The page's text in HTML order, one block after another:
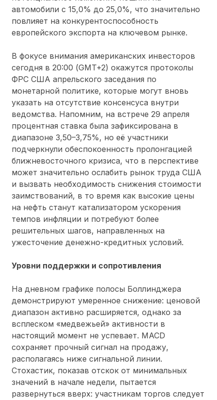
автомобили с 15,0% до 25,0%, что значительно
повлияет на конкурентоспособность
европейского экспорта на ключевом рынке.
В фокусе внимания американских инвесторов
сегодня в 20:00 (GMT+2) окажутся протоколы
ФРС США апрельского заседания по
монетарной политике, которые могут вновь
указать на отсутствие консенсуса внутри
ведомства. Напомним, на встрече 29 апреля
процентная ставка была зафиксирована в
диапазоне 3,50–3,75%, но её участники
подчеркнули обеспокоенность пролонгацией
ближневосточного кризиса, что в перспективе
может значительно ослабить рынок труда США
и вызвать необходимость снижения стоимости
заимствований, в то время как высокие цены
на нефть станут катализатором ускорения
темпов инфляции и потребуют более
решительных шагов, направленных на
ужесточение денежно-кредитных условий.
Уровни поддержки и сопротивления
На дневном графике полосы Боллинджера
демонстрируют умеренное снижение: ценовой
диапазон активно расширяется, однако за
всплеском «медвежьей» активности в
настоящий момент не успевает. MACD
сохраняет прочный сигнал на продажу,
располагаясь ниже сигнальной линии.
Стохастик, показав отскок от минимальных
значений в начале недели, пытается
развернуться вверх: участникам торгов следует